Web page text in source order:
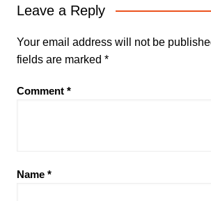
Leave a Reply
Your email address will not be
fields are marked *
Comment *
Name *